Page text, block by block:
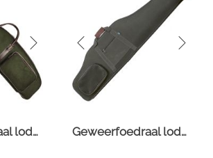
Geweerfoedraal loden met voorzak Geweerfoedraal loden hoog model